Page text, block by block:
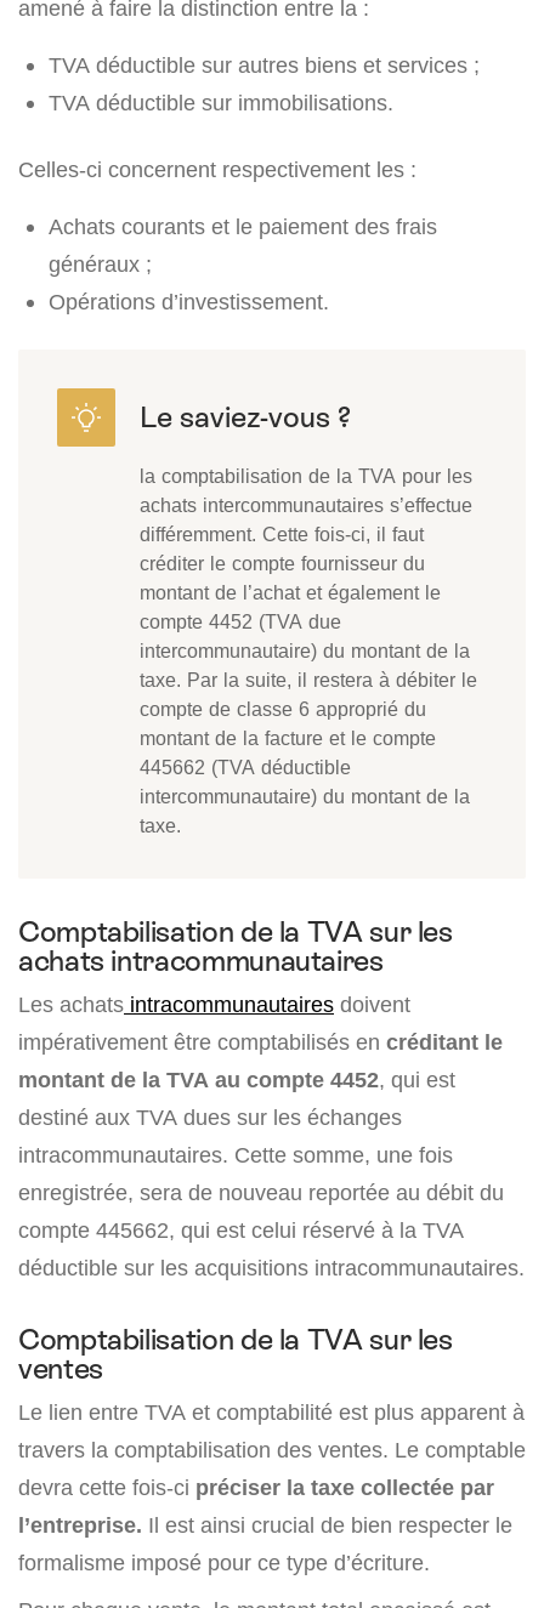
amené à faire la distinction entre la :
TVA déductible sur autres biens et services ;
TVA déductible sur immobilisations.
Celles-ci concernent respectivement les :
Achats courants et le paiement des frais
généraux ;
Opérations d’investissement.
la comptabilisation de la TVA pour les
achats intercommunautaires s’effectue
différemment. Cette fois-ci, il faut
créditer le compte fournisseur du
montant de l’achat et également le
compte 4452 (TVA due
intercommunautaire) du montant de la
taxe. Par la suite, il restera à débiter le
compte de classe 6 approprié du
montant de la facture et le compte
445662 (TVA déductible
intercommunautaire) du montant de la
taxe.
Comptabilisation de la TVA sur les
achats intracommunautaires
Les achats intracommunautaires doivent
impérativement être comptabilisés en créditant le
montant de la TVA au compte 4452, qui est
destiné aux TVA dues sur les échanges
intracommunautaires. Cette somme, une fois
enregistrée, sera de nouveau reportée au débit du
compte 445662, qui est celui réservé à la TVA
déductible sur les acquisitions intracommunautaires.
Comptabilisation de la TVA sur les
ventes
Le lien entre TVA et comptabilité est plus apparent à
travers la comptabilisation des ventes. Le comptable
devra cette fois-ci préciser la taxe collectée par
l’entreprise. Il est ainsi crucial de bien respecter le
formalisme imposé pour ce type d’écriture.